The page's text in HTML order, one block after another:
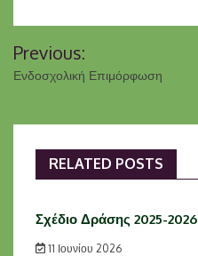
Previous:
Ενδοσχολική Επιμόρφωση
RELATED POSTS
Σχέδιο Δράσης 2025-2026
11 Ιουνίου 2026